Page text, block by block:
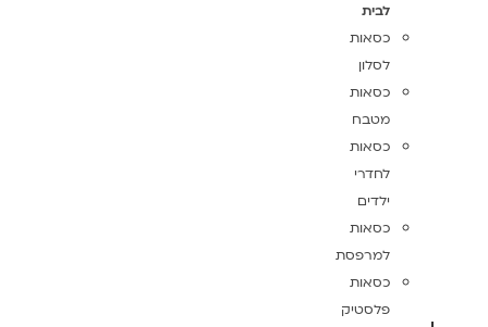
לבית
כסאות
לסלון
כסאות
מטבח
כסאות
לחדרי
ילדים
כסאות
למרפסת
כסאות
פלסטיק